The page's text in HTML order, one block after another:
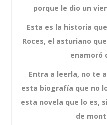
porque le dio un
Esta es la historia
Roces, el asturiano
enamoró
Entra a leerla, no te
esta biografía que no
esta novela que lo es,
de